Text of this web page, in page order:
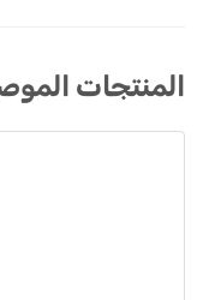
المنتجات